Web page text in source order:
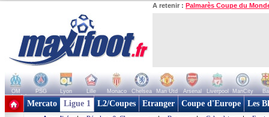
A retenir : Palmarès Coupe du
OM PSG Lyon Lille Monaco Chelsea Man Utd Arsenal Liverpool ManCity
+ de clubs
Mercato Ligue 1 L2/Coupes Etranger Coupe d'Europe Les